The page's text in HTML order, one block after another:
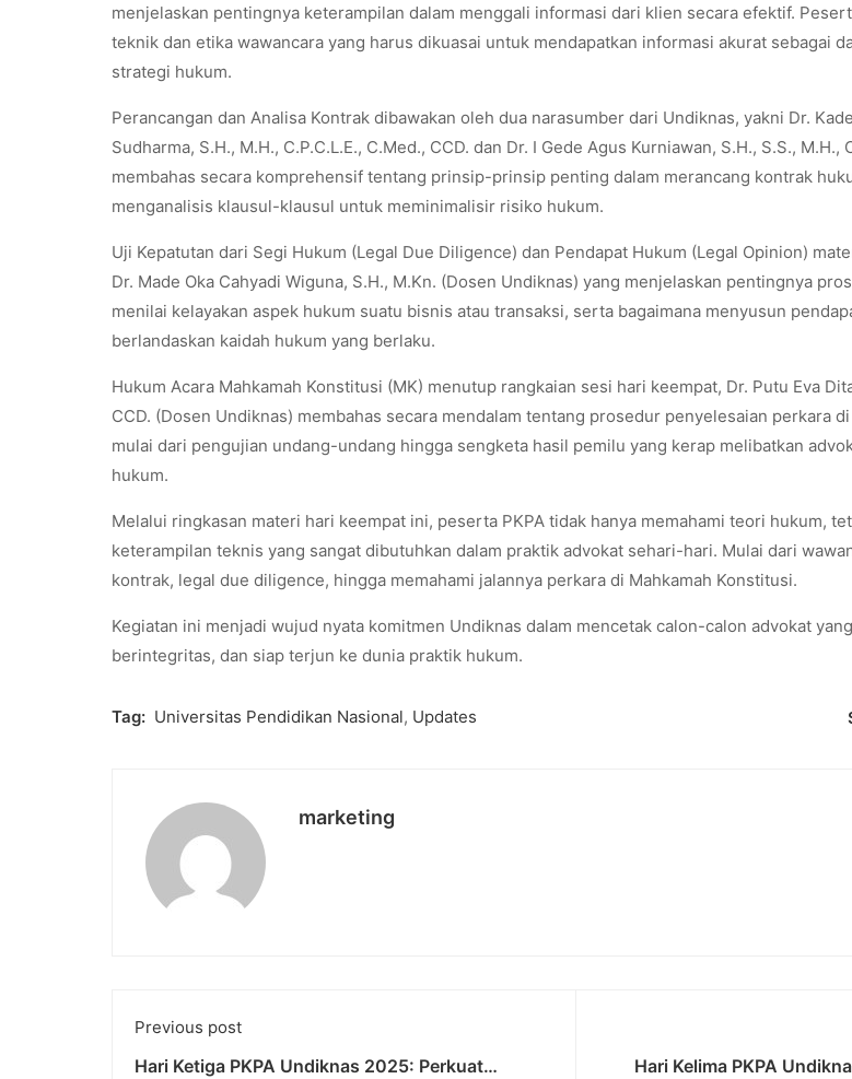
menjelaskan pentingnya keterampilan dalam menggali informasi dari klien secara efektif.
teknik dan etika wawancara yang harus dikuasai untuk mendapatkan informasi akurat sebagai
strategi hukum.
Perancangan dan Analisa Kontrak dibawakan oleh dua narasumber dari Undiknas, yakni Dr.
Sudharma, S.H., M.H., C.P.C.L.E., C.Med., CCD. dan Dr. I Gede Agus Kurniawan, S.H., S.S., M.H.,
membahas secara komprehensif tentang prinsip-prinsip penting dalam merancang kontrak
menganalisis klausul-klausul untuk meminimalisir risiko hukum.
Uji Kepatutan dari Segi Hukum (Legal Due Diligence) dan Pendapat Hukum (Legal Opinion)
Dr. Made Oka Cahyadi Wiguna, S.H., M.Kn. (Dosen Undiknas) yang menjelaskan pentingnya
menilai kelayakan aspek hukum suatu bisnis atau transaksi, serta bagaimana menyusun
berlandaskan kaidah hukum yang berlaku.
Hukum Acara Mahkamah Konstitusi (MK) menutup rangkaian sesi hari keempat, Dr. Putu Eva
CCD. (Dosen Undiknas) membahas secara mendalam tentang prosedur penyelesaian perkara
mulai dari pengujian undang-undang hingga sengketa hasil pemilu yang kerap melibatkan
hukum.
Melalui ringkasan materi hari keempat ini, peserta PKPA tidak hanya memahami teori hukum,
keterampilan teknis yang sangat dibutuhkan dalam praktik advokat sehari-hari. Mulai dari
kontrak, legal due diligence, hingga memahami jalannya perkara di Mahkamah Konstitusi.
Kegiatan ini menjadi wujud nyata komitmen Undiknas dalam mencetak calon-calon advokat
berintegritas, dan siap terjun ke dunia praktik hukum.
Tag: Universitas Pendidikan Nasional, Updates
marketing
Previous post
Hari Ketiga PKPA Undiknas 2025: Perkuat
Hari Kelima PKPA